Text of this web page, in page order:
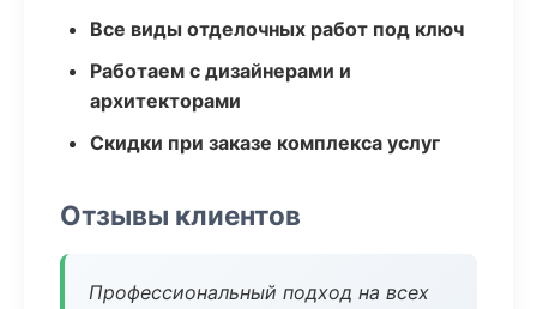
Все виды отделочных работ под ключ
Работаем с дизайнерами и
архитекторами
Скидки при заказе комплекса услуг
Отзывы клиентов
Профессиональный подход на всех